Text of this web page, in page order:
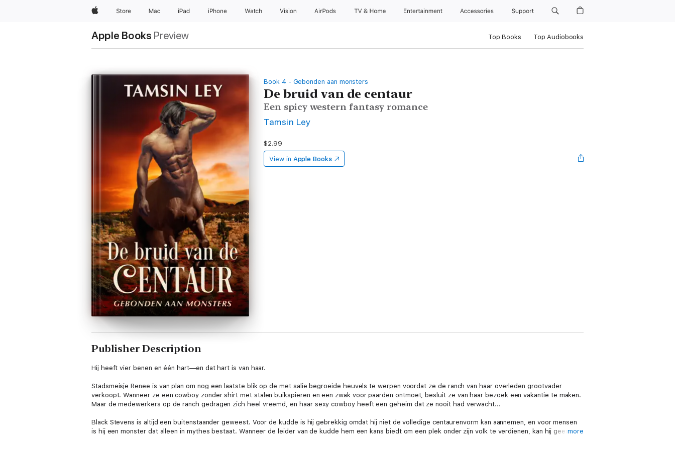
AppleStore Mac iPad iPhone Watch Vision AirPods TV & Home Entertainment Accessories Support
Apple Books Preview Top Books Top Audiobooks
Book 4 - Gebonden aan monsters
De bruid van de centaur
Een spicy western fantasy romance
Tamsin Ley
$2.99
View in Apple Books
Publisher Description
Hij heeft vier benen en één hart—en dat hart is van haar.
Stadsmeisje Renee is van plan om nog een laatste blik op de met salie begroeide heuvels te werpen voordat ze de ranch van haar overleden grootvader
verkoopt. Wanneer ze een cowboy zonder shirt met stalen buikspieren en een zwak voor paarden ontmoet, besluit ze van haar bezoek een vakantie te maken.
Maar de medewerkers op de ranch gedragen zich heel vreemd, en haar sexy cowboy heeft een geheim dat ze nooit had verwacht...
Black Stevens is altijd een buitenstaander geweest. Voor de kudde is hij gebrekkig omdat hij niet de volledige centaurenvorm kan aannemen, en voor mensen
is hij een monster dat alleen in mythes bestaat. Wanneer de leider van de kudde hem een kans biedt om een plek onder zijn volk te verdienen, kan hij geen nee
more